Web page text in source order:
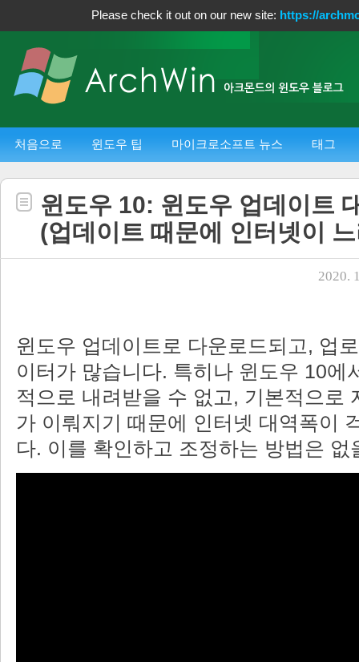
Please check it out on our new site: https://
처음으로 윈도우 팁 마이크로소프트 뉴스 태그
윈도우 10: 윈도우 업데이트
(업데이트 때문에 인터넷이
2020.
윈도우 업데이트로 다운로드되고, 업
이터가 많습니다. 특히나 윈도우 10에
적으로 내려받을 수 없고, 기본적으로
가 이뤄지기 때문에 인터넷 대역폭이
다. 이를 확인하고 조정하는 방법은 없